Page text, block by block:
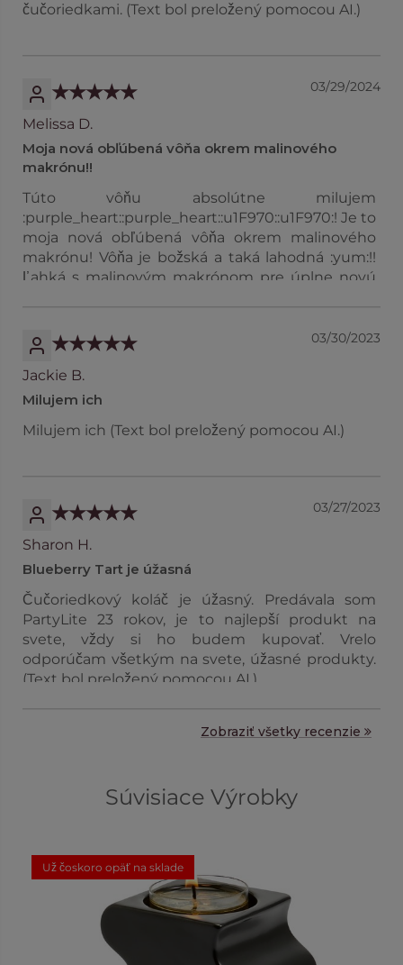
čučoriedkami. (Text bol preložený pomocou AI.)
03/29/2024
Melissa D.
Moja nová obľúbená vôňa okrem malinového
makrónu!!
Túto vôňu absolútne milujem
:purple_heart::purple_heart::u1F970::u1F970:! Je to
moja nová obľúbená vôňa okrem malinového
makrónu! Vôňa je božská a taká lahodná :yum:!!
Ľahká s malinovým makrónom pre úplne novú
že som PL znovu objavila!! Milujem, ako čisté horí
a ako vôňa vydrží aj po rokoch! Stále mám sviečky
s vôňou melónu, medového melónu a teplého
banánového chleba, ktoré stále voňajú spolu s
čučoriedku :u1FAD0: tart v ponuke!! (Text bol
03/30/2023
Jackie B.
Milujem ich
Milujem ich (Text bol preložený pomocou AI.)
03/27/2023
Sharon H.
Blueberry Tart je úžasná
Čučoriedkový koláč je úžasný. Predávala som
PartyLite 23 rokov, je to najlepší produkt na
svete, vždy si ho budem kupovať. Vrelo
odporúčam všetkým na svete, úžasné produkty.
(Text bol preložený pomocou AI.)
Zobraziť všetky recenzie
Súvisiace Výrobky
Už čoskoro opäť na sklade